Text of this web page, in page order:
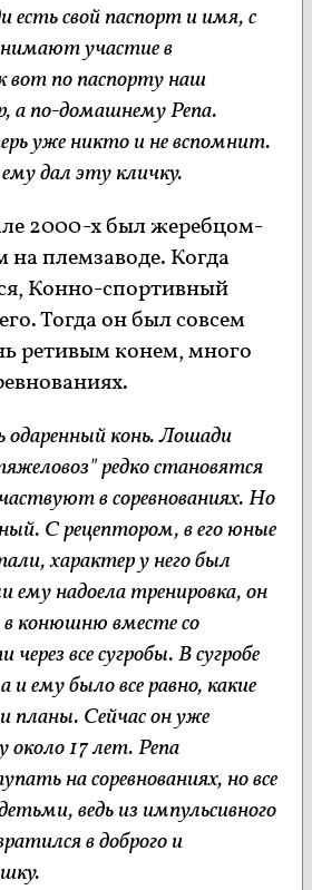
есть свой паспорт и имя, с
участие в
вот по паспорту наш
а по-домашнему Репа.
уже никто и не вспомнит.
дал эту кличку.
2000-х был жеребцом-
на племзаводе. Когда
Конно-спортивный
Тогда он был совсем
ретивым конем, много
одаренный конь. Лошади
редко становятся
в соревнованиях. Но
С рецептором, в его юные
характер у него был
ему надоела тренировка, он
конюшню вместе со
все сугробы. В сугробе
ему было все равно, какие
планы. Сейчас он уже
около 17 лет. Репа
на соревнованиях, но все
ведь из импульсивного
в доброго и